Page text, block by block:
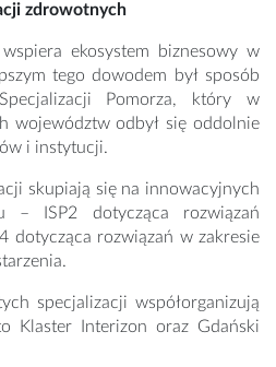
zdrowotnych
ekosystem biznesowy w
tego dowodem był sposób
Pomorza, który w
województw odbył się oddolnie
i instytucji.
skupiają się na innowacyjnych
– ISP2 dotycząca rozwiązań
dotycząca rozwiązań w zakresie
specjalizacji współorganizują
Klaster Interizon oraz Gdański